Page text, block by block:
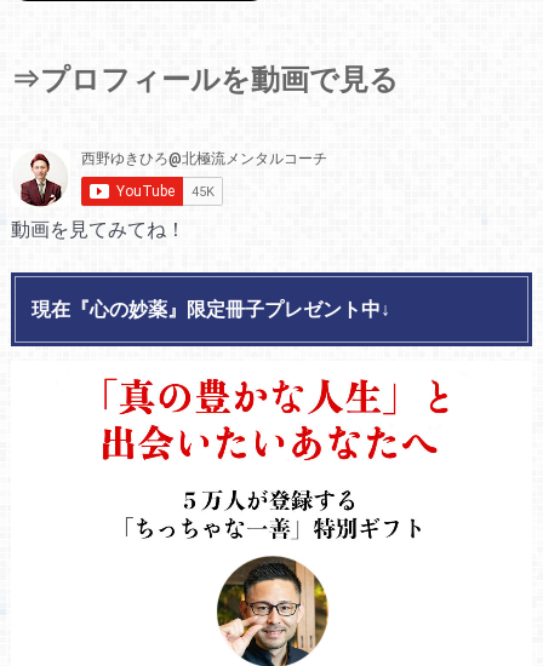
⇒プロフィールを動画で見る
動画を見てみてね！
現在『心の妙薬』限定冊子プレゼント中↓